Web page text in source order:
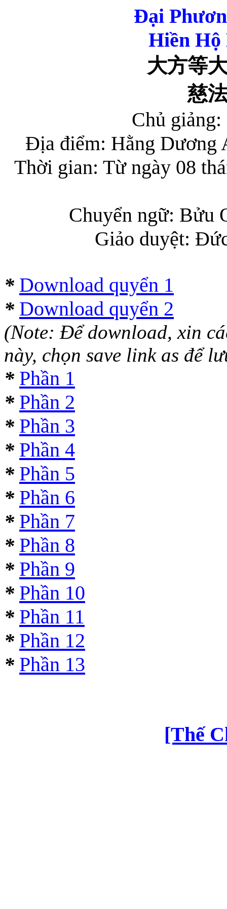
Đại
Hiền
大方等
慈
Chủ giảng:
Địa điểm: Hằng Dương
Thời gian: Từ ngày 08
Chuyển ngữ: Bửu
Giảo duyệt:
* Download quyển 1
* Download quyển 2
(Note: Để download, xin
này, chọn save link as để
* Phần 1
* Phần 2
* Phần 3
* Phần 4
* Phần 5
* Phần 6
* Phần 7
* Phần 8
* Phần 9
* Phần 10
* Phần 11
* Phần 12
* Phần 13
[Thế